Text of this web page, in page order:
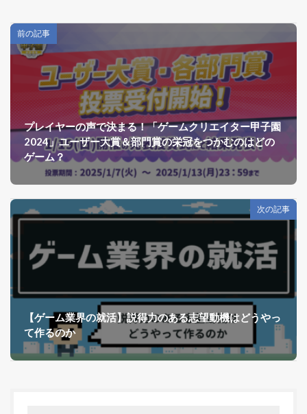
前の記事
プレイヤーの声で決まる！「ゲームクリエイター甲子園
2024」ユーザー大賞＆部門賞の栄冠をつかむのはどの
ゲーム？
次の記事
【ゲーム業界の就活】説得力のある志望動機はどうやっ
て作るのか